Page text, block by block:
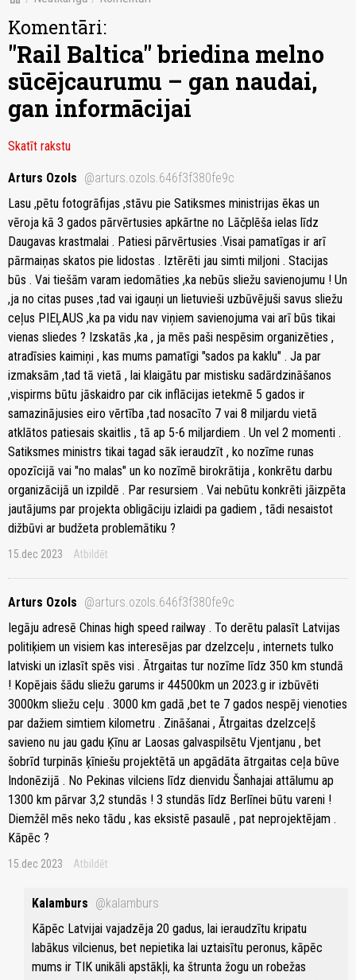
Komentāri:
"Rail Baltica" briedina melno
sūcējcaurumu – gan naudai,
gan informācijai
Skatīt rakstu
Arturs Ozols @arturs.ozols.646f3f380fe9c
Lasu ,pētu fotogrāfijas ,stāvu pie Satiksmes ministrijas ēkas un
vēroja kā 3 gados pārvērtusies apkārtne no Lāčplēša ielas līdz
Daugavas krastmalai . Patiesi pārvērtusies .Visai pamatīgas ir arī
pārmaiņas skatos pie lidostas . Iztērēti jau simti miljoni . Stacijas
būs . Vai tiešām varam iedomāties ,ka nebūs sliežu savienojumu ! Un
,ja no citas puses ,tad vai igauņi un lietuvieši uzbūvējuši savus sliežu
ceļus PIEĻAUS ,ka pa vidu nav viņiem savienojuma vai arī būs tikai
vienas sliedes ? Izskatās ,ka , ja mēs paši nespēsim organizēties ,
atradīsies kaimiņi , kas mums pamatīgi "sados pa kaklu" . Ja par
izmaksām ,tad tā vietā , lai klaigātu par mistisku sadārdzināšanos
,vispirms būtu jāskaidro par cik inflācijas ietekmē 5 gados ir
samazinājusies eiro vērtība ,tad nosacīto 7 vai 8 miljardu vietā
atklātos patiesais skaitlis , tā ap 5-6 miljardiem . Un vel 2 momenti .
Satiksmes ministrs tikai tagad sāk ieraudzīt , ko nozīme runas
opozīcijā vai "no malas" un ko nozīmē birokrātija , konkrētu darbu
organizācijā un izpildē . Par resursiem . Vai nebūtu konkrēti jāizpēta
jautājums par projekta obligāciju izlaidi pa gadiem , tādi nesaistot
dižbūvi ar budžeta problemātiku ?
15.dec 2023 Atbildēt
Arturs Ozols @arturs.ozols.646f3f380fe9c
Iegāju adresē Chinas high speed railway . To derētu palasīt Latvijas
politiķiem un visiem kas interesējas par dzelzceļu , internets tulko
latviski un izlasīt spēs visi . Ātrgaitas tur nozīme līdz 350 km stundā
! Kopējais šādu sliežu garums ir 44500km un 2023.g ir izbūvēti
3000km sliežu ceļu . 3000 km gadā ,bet te 7 gados nespēj vienoties
par dažiem simtiem kilometru . Zināšanai , Ātrgaitas dzelzceļš
savieno nu jau gadu Ķīnu ar Laosas galvaspilsētu Vjentjanu , bet
šobrīd turpinās ķīniešu projektētā un apgādāta ātrgaitas ceļa būve
Indonēzijā . No Pekinas vilciens līdz dienvidu Šanhajai attālumu ap
1300 km pārvar 3,2 stundās ! 3 stundās līdz Berlīnei būtu vareni !
Diemžēl mēs neko tādu , kas eksistē pasaulē , pat neprojektējam .
Kāpēc ?
15.dec 2023 Atbildēt
Kalamburs @kalamburs
Kāpēc Latvijai vajadzēja 20 gadus, lai ieraudzītu kripatu
labākus vilcienus, bet nepietika lai uztaisītu peronus, kāpēc
mums ir TIK unikāli apstākļi, ka štrunta žogu un robežas